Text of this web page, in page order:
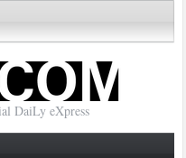
DaiLy eXpress